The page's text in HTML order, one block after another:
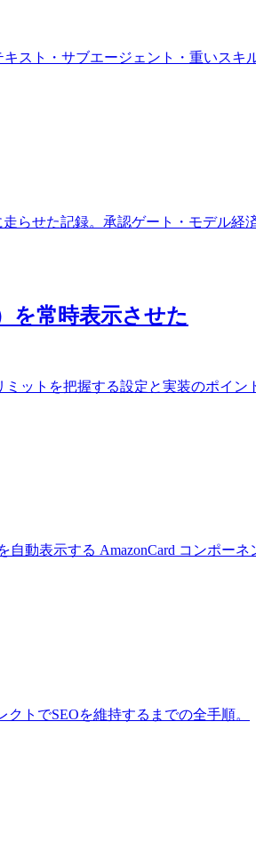
スト・サブエージェント・重いスキ
らせた記録。承認ゲート・モデル経
を常時表示させた
ットを把握する設定と実装のポイン
動表示する AmazonCard コンポーネ
トでSEOを維持するまでの全手順。